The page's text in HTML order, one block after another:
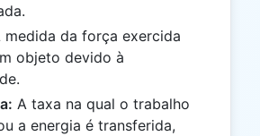
medida da força exercida
objeto devido à
A taxa na qual o trabalho
a energia é transferida,